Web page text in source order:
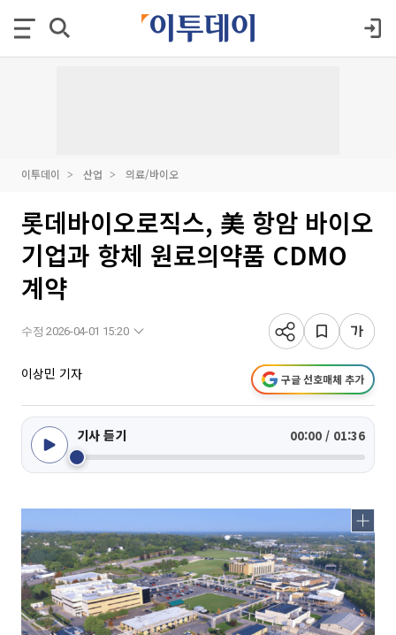
이투데이 산업 의료/바이오
롯데바이오로직스, 美 항암 바이오
기업과 항체 원료의약품 CDMO
계약
수정 2026-04-01 15:20
이상민 기자 구글 선호매체 추가
기사 듣기 00:00 / 01:36